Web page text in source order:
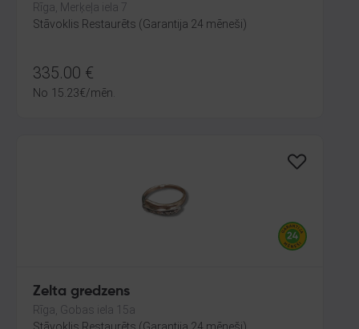
Rīga, Merķeļa iela 7
Stāvoklis Restaurēts (Garantija 24 mēneši)
335.00 €
No 15.23€/mēn.
Zelta gredzens
Rīga, Gobas iela 15a